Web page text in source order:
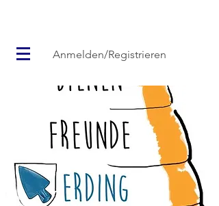
Anmelden/Registrieren